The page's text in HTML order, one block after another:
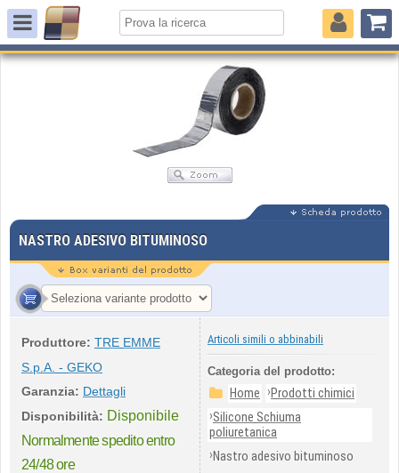
NASTRO ADESIVO BITUMINOSO
Produttore: TRE EMME
S.p.A. - GEKO
Garanzia: Dettagli
Disponibilità: Disponibile
Normalmente spedito entro
24/48 ore
Articoli simili o abbinabili
Categoria del prodotto:
Home ›Prodotti chimici
›Silicone Schiuma
poliuretanica
›Nastro adesivo bituminoso